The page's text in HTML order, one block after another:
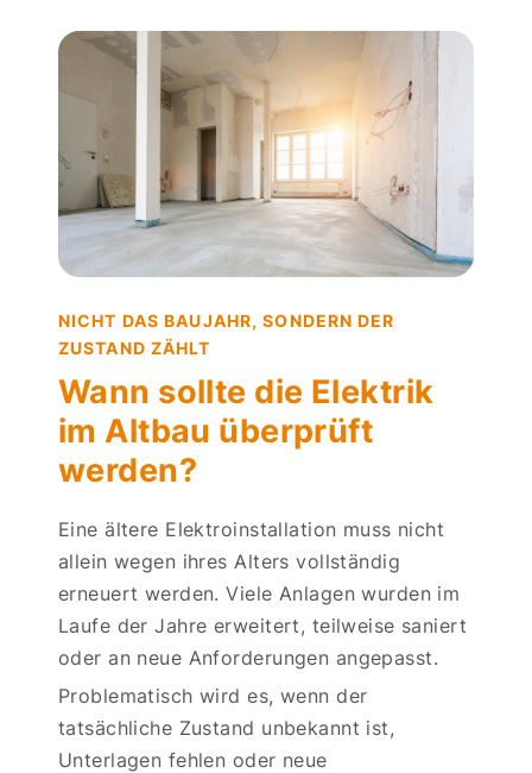
NICHT DAS BAUJAHR, SONDERN DER
ZUSTAND ZÄHLT
Wann sollte die Elektrik
im Altbau überprüft
werden?
Eine ältere Elektroinstallation muss nicht
allein wegen ihres Alters vollständig
erneuert werden. Viele Anlagen wurden im
Laufe der Jahre erweitert, teilweise saniert
oder an neue Anforderungen angepasst.
Problematisch wird es, wenn der
tatsächliche Zustand unbekannt ist,
Unterlagen fehlen oder neue